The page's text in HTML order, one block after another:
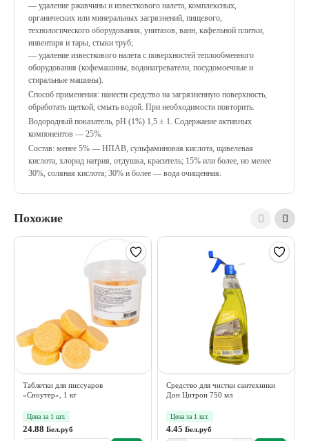
— удаление ржавчины и известкового налета, комплексных,
органических или минеральных загрязнений, пищевого,
технологического оборудования, унитазов, ванн, кафельной плитки,
инвентаря и тары, стыки труб;
— удаление известкового налета с поверхностей теплообменного
оборудования (кофемашины, водонагреватели, посудомоечные и
стиральные машины).
Способ применения: нанести средство на загрязненную поверхность,
обработать щеткой, смыть водой. При необходимости повторить.
Водородный показатель, рН (1%) 1,5 ± 1. Содержание активных
компонентов — 25%.
Состав: менее 5% — НПАВ, сульфаминовая кислота, щавелевая
кислота, хлорид натрия, отдушка, краситель; 15% или более, но менее
30%, соляная кислота; 30% и более — вода очищенная.
Похожие
Таблетки для писсуаров
«Сноутер», 1 кг
Цена за 1 шт.
24.88 Бел.руб
Средство для чистки сантехники
Дон Цитрон 750 мл
Цена за 1 шт.
4.45 Бел.руб